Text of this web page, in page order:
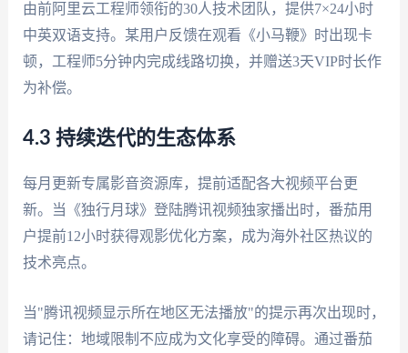
由前阿里云工程师领衔的30人技术团队，提供7×24小时
中英双语支持。某用户反馈在观看《小马鞭》时出现卡
顿，工程师5分钟内完成线路切换，并赠送3天VIP时长作
为补偿。
4.3 持续迭代的生态体系
每月更新专属影音资源库，提前适配各大视频平台更
新。当《独行月球》登陆腾讯视频独家播出时，番茄用
户提前12小时获得观影优化方案，成为海外社区热议的
技术亮点。
当"腾讯视频显示所在地区无法播放"的提示再次出现时，
请记住：地域限制不应成为文化享受的障碍。通过番茄